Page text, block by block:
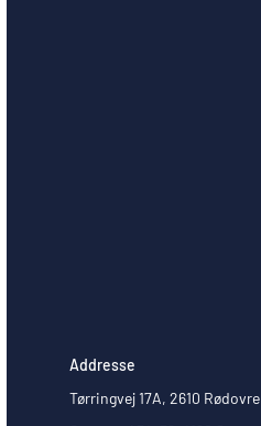
Addresse
Tørringvej 17A, 2610 Rødovre